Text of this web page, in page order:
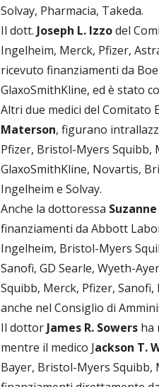
Solvay, Pharmacia, Takeda.
Il dott. Joseph L. Izzodel
Ingelheim, Merck, Pfizer,
ricevuto finanziamenti da
GlaxoSmithKline, ed è stato
Altri due medici del Comitato
Materson, figurano
Pfizer, Bristol-Myers Squibb,
GlaxoSmithKline, Novartis,
Ingelheim e Solvay.
Anche la dottoressa
finanziamenti da Abbott
Ingelheim, Bristol-Myers
Sanofi, GD Searle, Wyeth-
Squibb, Merck, Pfizer,
anche nel Consiglio di
Il dottor James R. Sowers ha
mentre il medico Jackson T.
Bayer, Bristol-Myers Squibb,